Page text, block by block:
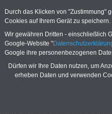
Durch das Klicken von "Zustimmung"
Cookies auf Ihrem Gerät zu speichern.
Wir gewähren Dritten - einschließlich
Google-Website "
Google ihre personenbezogenen
Dürfen wir Ihre Daten nutzen, um
erheben Daten und verwenden